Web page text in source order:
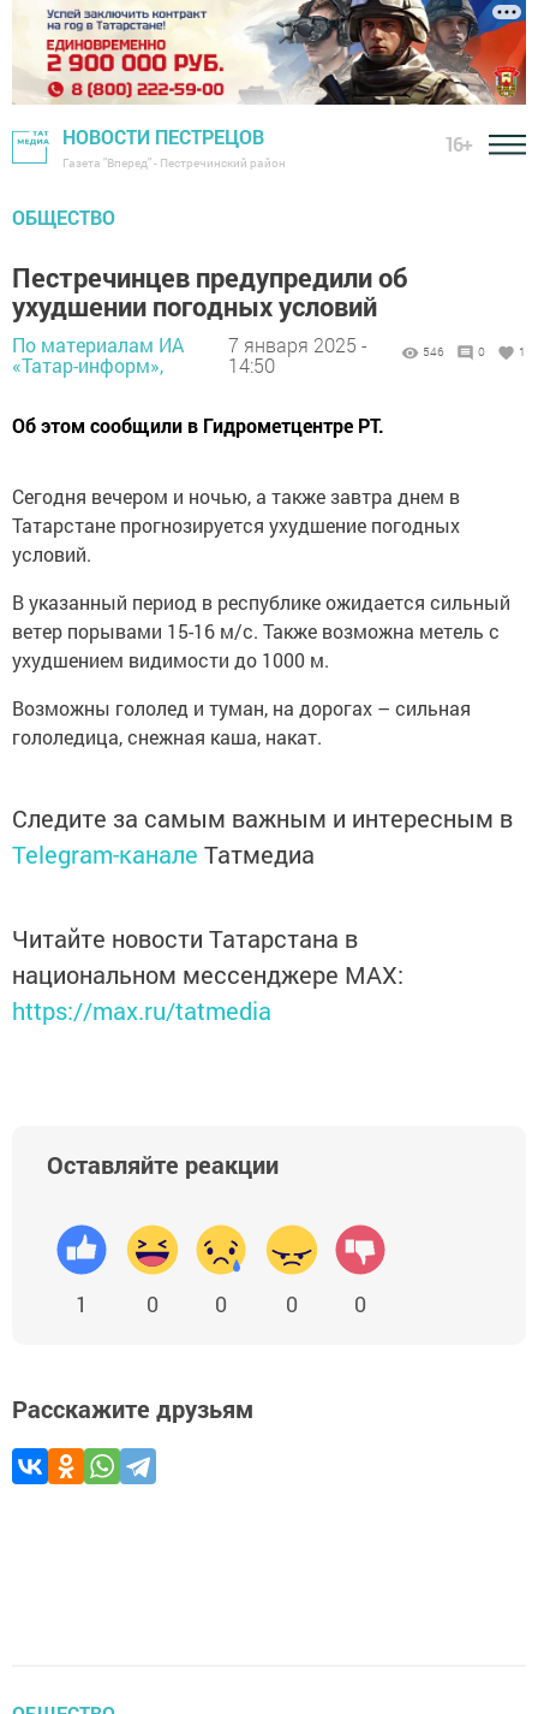
НОВОСТИ ПЕСТРЕЦОВ
Газета "Вперед" - Пестречинский район
16+
ОБЩЕСТВО
Пестречинцев предупредили об
ухудшении погодных условий
По материалам ИА
«Татар-информ»,
7 января 2025 -
14:50
546 0 1
Об этом сообщили в Гидрометцентре РТ.
Сегодня вечером и ночью, а также завтра днем в
Татарстане прогнозируется ухудшение погодных
условий.
В указанный период в республике ожидается сильный
ветер порывами 15-16 м/с. Также возможна метель с
ухудшением видимости до 1000 м.
Возможны гололед и туман, на дорогах – сильная
гололедица, снежная каша, накат.
Следите за самым важным и интересным в
Telegram-канале Татмедиа
Читайте новости Татарстана в
национальном мессенджере MАХ:
https://max.ru/tatmedia
Оставляйте реакции
1 0 0 0 0
Расскажите друзьям